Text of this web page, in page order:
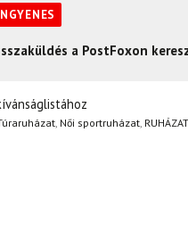
a PostFoxon
Semmi gond – a
14 napon belül,
, Női sportruházat, RUHÁZAT